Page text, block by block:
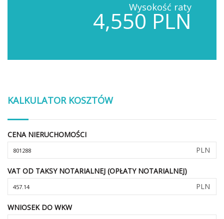
Wysokość raty
4,550 PLN
KALKULATOR KOSZTÓW
CENA NIERUCHOMOŚCI
PLN
VAT OD TAKSY NOTARIALNEJ (OPŁATY NOTARIALNEJ)
PLN
WNIOSEK DO WKW